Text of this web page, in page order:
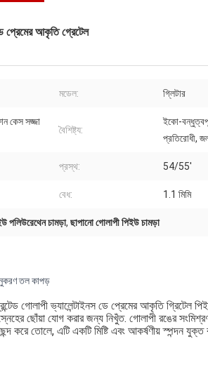
প্রেমের আকৃতি গ্রেটেল
মডেল: গ্লিটার
কেস সজ্জা
বৈশিষ্ট্য:
ইকো-
প্রতিরোধী,
প্রস্থ: 54/55'
বেধ: 1.1 মিমি
পলিউরেথেন চামড়া, ছাপানো গোলাপী পিইউ চামড়া
তল কাপড়
গোলাপী ভ্যালেন্টাইনস ডে প্রেমের আকৃতি গ্রিটেল
ছোঁয়া যোগ করার জন্য নিখুঁত. গোলাপী রঙের
করে তোলে, এটি একটি মিষ্টি এবং আকর্ষণীয় স্পন্দন যুক্ত